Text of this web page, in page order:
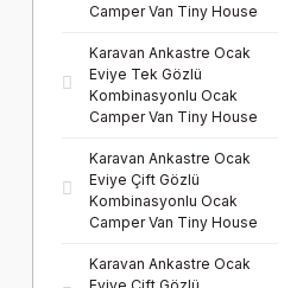
Camper Van Tiny House
Karavan Ankastre Ocak
Eviye Tek Gözlü
Kombinasyonlu Ocak
Camper Van Tiny House
Karavan Ankastre Ocak
Eviye Çift Gözlü
Kombinasyonlu Ocak
Camper Van Tiny House
Karavan Ankastre Ocak